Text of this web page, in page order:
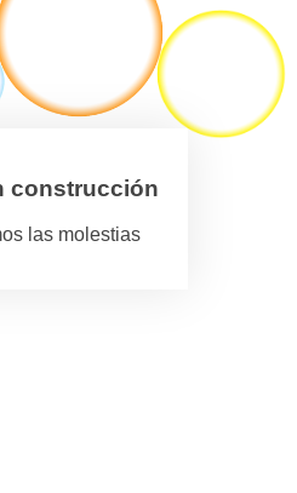
construcción
las molestias